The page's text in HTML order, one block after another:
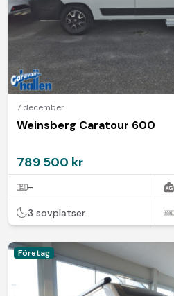
7 december
Weinsberg Caratour 600
789 500 kr
-
3 sovplatser
Företag